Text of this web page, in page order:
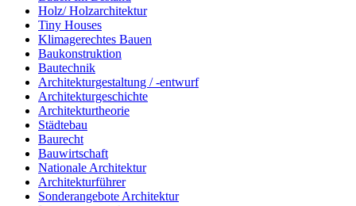
Holz/ Holzarchitektur
Tiny Houses
Klimagerechtes Bauen
Baukonstruktion
Bautechnik
Architekturgestaltung / -entwurf
Architekturgeschichte
Architekturtheorie
Städtebau
Baurecht
Bauwirtschaft
Nationale Architektur
Architekturführer
Sonderangebote Architektur